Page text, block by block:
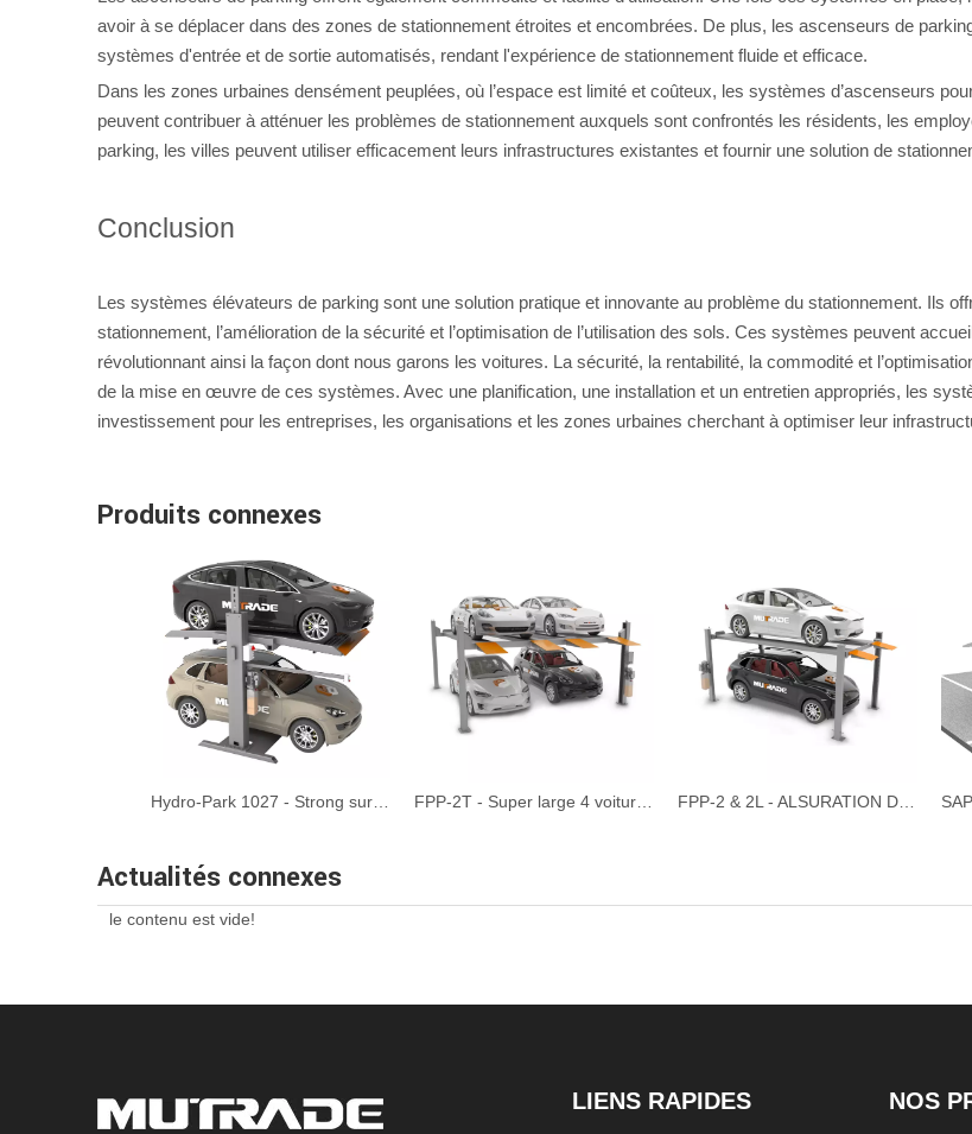
avoir à se déplacer dans des zones de stationnement étroites et encombrées. De plus, les ascenseurs de
systèmes d'entrée et de sortie automatisés, rendant l'expérience de stationnement fluide et efficace.
Dans les zones urbaines densément peuplées, où l’espace est limité et coûteux, les systèmes d’ascenseurs
peuvent contribuer à atténuer les problèmes de stationnement auxquels sont confrontés les résidents, les
parking, les villes peuvent utiliser efficacement leurs infrastructures existantes et fournir une solution de
Conclusion
Les systèmes élévateurs de parking sont une solution pratique et innovante au problème du stationnement. Ils
stationnement, l’amélioration de la sécurité et l’optimisation de l’utilisation des sols. Ces systèmes peuvent
révolutionnant ainsi la façon dont nous garons les voitures. La sécurité, la rentabilité, la commodité et
de la mise en œuvre de ces systèmes. Avec une planification, une installation et un entretien appropriés, les
investissement pour les entreprises, les organisations et les zones urbaines cherchant à optimiser leur
Produits connexes
Actualités connexes
le contenu est vide!
LIENS RAPIDES NOS